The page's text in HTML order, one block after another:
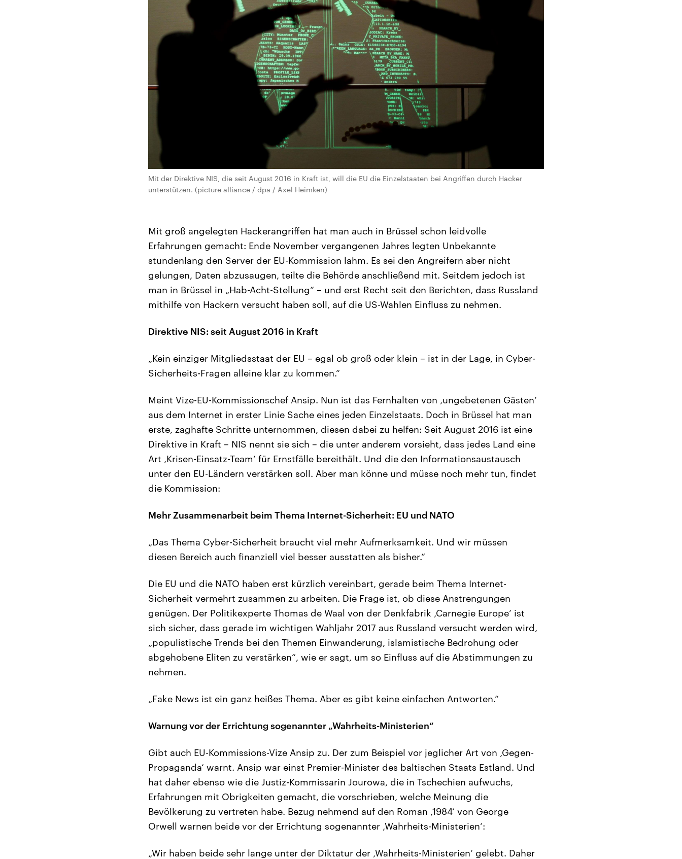
Mit der Direktive NIS, die seit August 2016 in Kraft ist, will die EU die Einzelstaaten bei Angriffen durch Hacker
unterstützen. (picture alliance / dpa / Axel Heimken)
Mit groß angelegten Hackerangriffen hat man auch in Brüssel schon leidvolle
Erfahrungen gemacht: Ende November vergangenen Jahres legten Unbekannte
stundenlang den Server der EU-Kommission lahm. Es sei den Angreifern aber nicht
gelungen, Daten abzusaugen, teilte die Behörde anschließend mit. Seitdem jedoch ist
man in Brüssel in „Hab-Acht-Stellung“ – und erst Recht seit den Berichten, dass Russland
mithilfe von Hackern versucht haben soll, auf die US-Wahlen Einfluss zu nehmen.
Direktive NIS: seit August 2016 in Kraft
„Kein einziger Mitgliedsstaat der EU – egal ob groß oder klein – ist in der Lage, in Cyber-
Sicherheits-Fragen alleine klar zu kommen.“
Meint Vize-EU-Kommissionschef Ansip. Nun ist das Fernhalten von ‚ungebetenen Gästen‘
aus dem Internet in erster Linie Sache eines jeden Einzelstaats. Doch in Brüssel hat man
erste, zaghafte Schritte unternommen, diesen dabei zu helfen: Seit August 2016 ist eine
Direktive in Kraft – NIS nennt sie sich – die unter anderem vorsieht, dass jedes Land eine
Art ‚Krisen-Einsatz-Team‘ für Ernstfälle bereithält. Und die den Informationsaustausch
unter den EU-Ländern verstärken soll. Aber man könne und müsse noch mehr tun, findet
die Kommission:
Mehr Zusammenarbeit beim Thema Internet-Sicherheit: EU und NATO
„Das Thema Cyber-Sicherheit braucht viel mehr Aufmerksamkeit. Und wir müssen
diesen Bereich auch finanziell viel besser ausstatten als bisher.“
Die EU und die NATO haben erst kürzlich vereinbart, gerade beim Thema Internet-
Sicherheit vermehrt zusammen zu arbeiten. Die Frage ist, ob diese Anstrengungen
genügen. Der Politikexperte Thomas de Waal von der Denkfabrik ‚Carnegie Europe‘ ist
sich sicher, dass gerade im wichtigen Wahljahr 2017 aus Russland versucht werden wird,
„populistische Trends bei den Themen Einwanderung, islamistische Bedrohung oder
abgehobene Eliten zu verstärken“, wie er sagt, um so Einfluss auf die Abstimmungen zu
nehmen.
„Fake News ist ein ganz heißes Thema. Aber es gibt keine einfachen Antworten.“
Warnung vor der Errichtung sogenannter „Wahrheits-Ministerien“
Gibt auch EU-Kommissions-Vize Ansip zu. Der zum Beispiel vor jeglicher Art von ‚Gegen-
Propaganda‘ warnt. Ansip war einst Premier-Minister des baltischen Staats Estland. Und
hat daher ebenso wie die Justiz-Kommissarin Jourowa, die in Tschechien aufwuchs,
Erfahrungen mit Obrigkeiten gemacht, die vorschrieben, welche Meinung die
Bevölkerung zu vertreten habe. Bezug nehmend auf den Roman ‚1984‘ von George
Orwell warnen beide vor der Errichtung sogenannter ‚Wahrheits-Ministerien‘:
„Wir haben beide sehr lange unter der Diktatur der ‚Wahrheits-Ministerien‘ gelebt. Daher